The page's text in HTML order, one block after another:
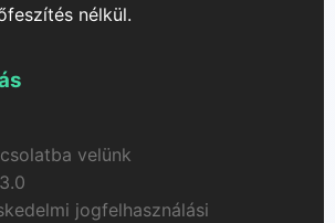
nélkül.
velünk
jogfelhasználási